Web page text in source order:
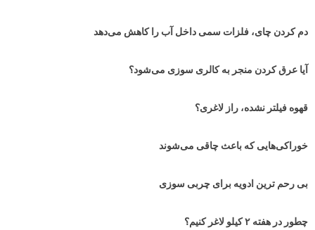
دم کردن چای، فلزات سمی داخل آب را کاهش می‌دهد
آیا عرق کردن منجر به کالری سوزی می‌شود؟
قهوه فیلتر نشده، راز لاغری؟
خوراکی‌هایی که باعث چاقی می‌شوند
بی رحم ترین ادویه برای چربی سوزی
چطور در هفته ۲ کیلو لاغر کنیم؟